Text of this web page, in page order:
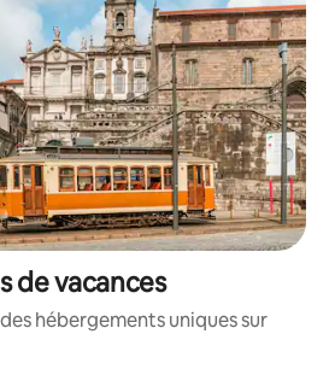
de vacances
hébergements uniques sur